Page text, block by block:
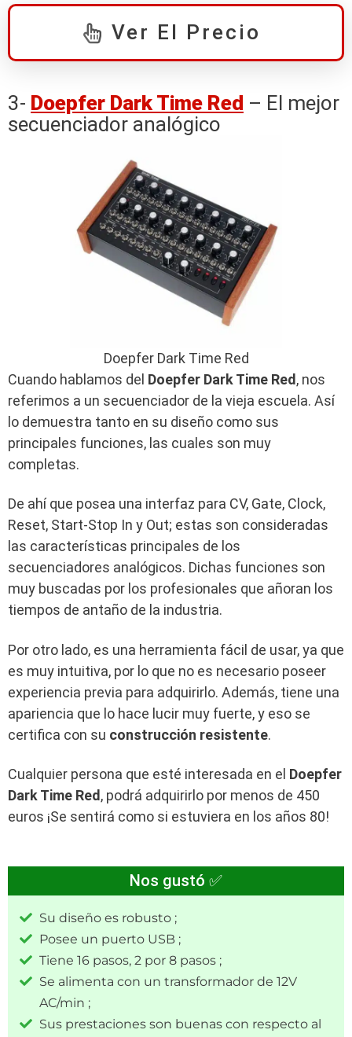
Ver El Precio
3- Doepfer Dark Time Red – El mejor
secuenciador analógico
Doepfer Dark Time Red
Cuando hablamos del Doepfer Dark Time Red , nos
referimos a un secuenciador de la vieja escuela. Así
lo demuestra tanto en su diseño como sus
principales funciones, las cuales son muy
completas.
De ahí que posea una interfaz para CV, Gate, Clock,
Reset, Start-Stop In y Out; estas son consideradas
las características principales de los
secuenciadores analógicos. Dichas funciones son
muy buscadas por los profesionales que añoran los
tiempos de antaño de la industria.
Por otro lado, es una herramienta fácil de usar, ya que
es muy intuitiva, por lo que no es necesario poseer
experiencia previa para adquirirlo. Además, tiene una
apariencia que lo hace lucir muy fuerte, y eso se
certifica con su construcción resistente.
Cualquier persona que esté interesada en el Doepfer
Dark Time Red, podrá adquirirlo por menos de 450
euros ¡Se sentirá como si estuviera en los años 80!
Nos gustó ✅
Su diseño es robusto ;
Posee un puerto USB ;
Tiene 16 pasos, 2 por 8 pasos ;
Se alimenta con un transformador de 12V
AC/min ;
Sus prestaciones son buenas con respecto al